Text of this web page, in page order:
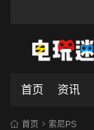
首页 资讯
首页 索尼PS